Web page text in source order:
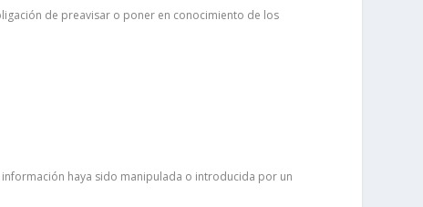
de preavisar o poner en conocimiento de los
haya sido manipulada o introducida por un